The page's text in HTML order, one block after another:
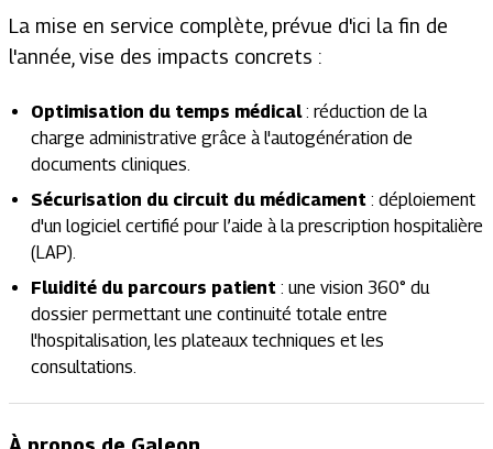
La mise en service complète, prévue d'ici la fin de
l'année, vise des impacts concrets :
Optimisation du temps médical: réduction de la
charge administrative grâce à l'autogénération de
documents cliniques.
Sécurisation du circuit du médicament : déploiement
d'un logiciel certifié pour l’aide à la prescription hospitalière
(LAP).
Fluidité du parcours patient : une vision 360° du
dossier permettant une continuité totale entre
l'hospitalisation, les plateaux techniques et les
consultations.